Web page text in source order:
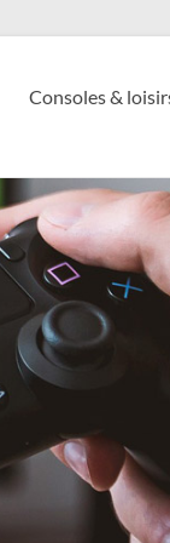
Consoles &